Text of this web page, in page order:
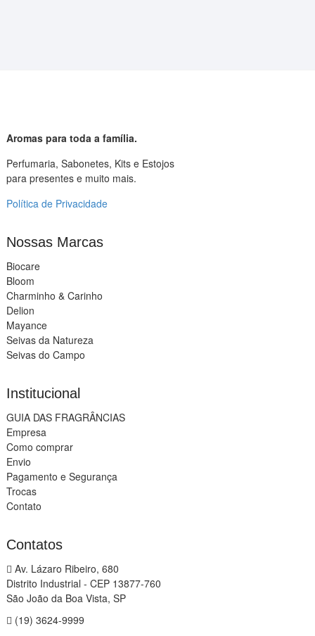
Aromas para toda a família.
Perfumaria, Sabonetes, Kits e Estojos
para presentes e muito mais.
Política de Privacidade
Nossas Marcas
Biocare
Bloom
Charminho & Carinho
Delion
Mayance
Seivas da Natureza
Seivas do Campo
Institucional
GUIA DAS FRAGRÂNCIAS
Empresa
Como comprar
Envio
Pagamento e Segurança
Trocas
Contato
Contatos
Av. Lázaro Ribeiro, 680
Distrito Industrial - CEP 13877-760
São João da Boa Vista, SP
(19) 3624-9999